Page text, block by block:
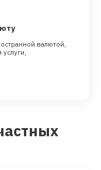
валютой,